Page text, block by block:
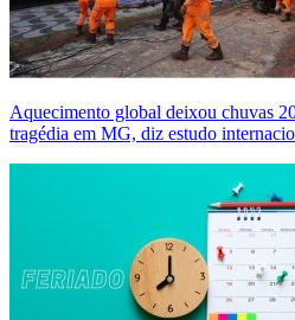
Aquecimento global deixou chuvas
tragédia em MG, diz estudo